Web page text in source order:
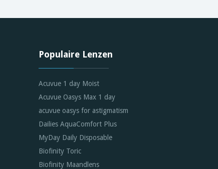
Populaire Lenzen
Acuvue 1 day Moist
Acuvue Oasys Max 1 day
acuvue oasys for astigmatism
Dailies AquaComfort Plus
MyDay Daily Disposable
Biofinity Toric
Biofinity Maandlens